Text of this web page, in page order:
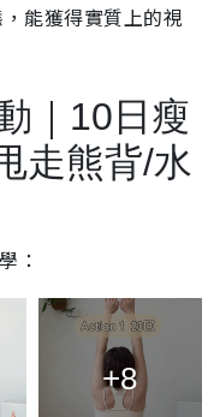
能獲得實質上的視
｜10日瘦
走熊背/水
：
+8